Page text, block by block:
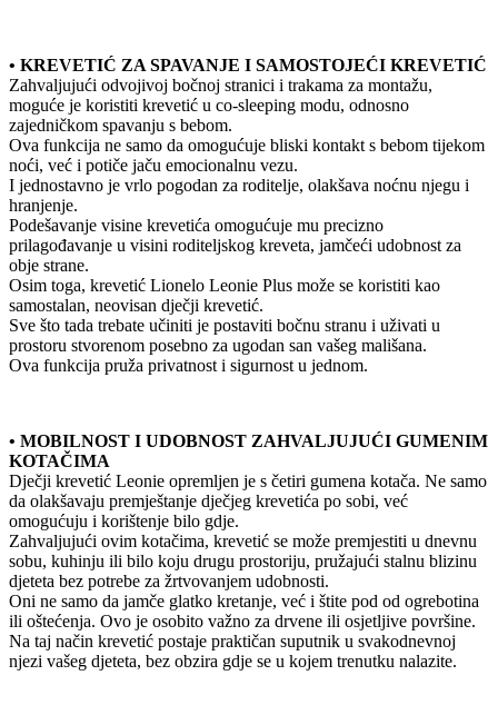
• KREVETIĆ ZA SPAVANJE I SAMOSTOJEĆI KREVETIĆ
Zahvaljujući odvojivoj bočnoj stranici i trakama za montažu,
moguće je koristiti krevetić u co-sleeping modu, odnosno
zajedničkom spavanju s bebom.
Ova funkcija ne samo da omogućuje bliski kontakt s bebom tijekom
noći, već i potiče jaču emocionalnu vezu.
I jednostavno je vrlo pogodan za roditelje, olakšava noćnu njegu i
hranjenje.
Podešavanje visine krevetića omogućuje mu precizno
prilagođavanje u visini roditeljskog kreveta, jamčeći udobnost za
obje strane.
Osim toga, krevetić Lionelo Leonie Plus može se koristiti kao
samostalan, neovisan dječji krevetić.
Sve što tada trebate učiniti je postaviti bočnu stranu i uživati u
prostoru stvorenom posebno za ugodan san vašeg mališana.
Ova funkcija pruža privatnost i sigurnost u jednom.
• MOBILNOST I UDOBNOST ZAHVALJUJUĆI GUMENIM
KOTAČIMA
Dječji krevetić Leonie opremljen je s četiri gumena kotača. Ne samo
da olakšavaju premještanje dječjeg krevetića po sobi, već
omogućuju i korištenje bilo gdje.
Zahvaljujući ovim kotačima, krevetić se može premjestiti u dnevnu
sobu, kuhinju ili bilo koju drugu prostoriju, pružajući stalnu blizinu
djeteta bez potrebe za žrtvovanjem udobnosti.
Oni ne samo da jamče glatko kretanje, već i štite pod od ogrebotina
ili oštećenja. Ovo je osobito važno za drvene ili osjetljive površine.
Na taj način krevetić postaje praktičan suputnik u svakodnevnoj
njezi vašeg djeteta, bez obzira gdje se u kojem trenutku nalazite.